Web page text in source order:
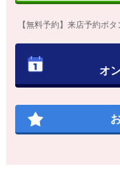
【無料予約】来店予約ボ
オ